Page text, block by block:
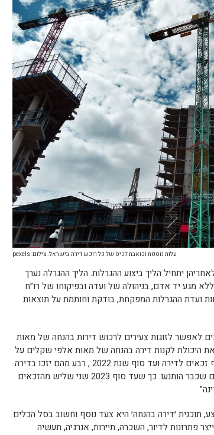
עלות נוספת וכואבת לכיס של כל רוכש דירה בישראל. צילום: pexels
יתחיל הליך ביצוע ההגרלות. הליך ההגרלה נערך
מגע יד אדם, בניהולה של ועדה ובפיקוחו של רו”ח
ועדת ההגרלות המפקחת, בודקת וחותמת על תוצאות
לאפשר לזוגות צעירים לרכוש דירות בהנחה של מאות
אלף משפחות יקבלו את היכולת לקנות דירה בהנחה של מאות אלפי שקלים על
חשבון המדינה, כשהתחלנו את “דירה בהנחה”, היו 120 אלף זכאים לדירה ועד סוף שנת 2022 , רבע מהם יזכו בדירה.
ובשנה הבאה צפויות עוד 45 אלף דירות במסגרת התהליכים שכבר הותנעו. כך שעד סוף 2023 שני שליש מהזכאים
תוכנית ׳דירה בהנחה׳ היא צעד נוסף וחשוב בסל הכלים
פתרונות לדיור, השכרה, תיירות, אנרגיה, תעשיה